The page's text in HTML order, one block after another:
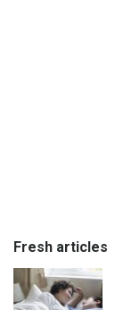
Fresh articles